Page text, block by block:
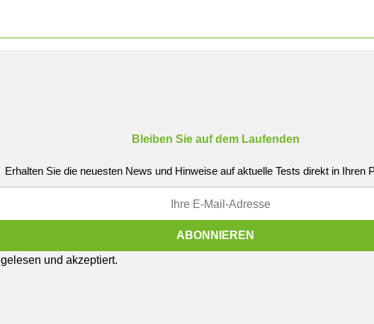
Bleiben Sie auf dem Laufenden
Erhalten Sie die neuesten News und Hinweise auf aktuelle Tests direkt in Ihren
gelesen und akzeptiert.